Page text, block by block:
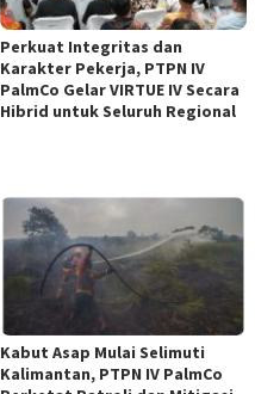
Perkuat Integritas dan
Karakter Pekerja, PTPN IV
PalmCo Gelar VIRTUE IV Secara
Hibrid untuk Seluruh Regional
Kabut Asap Mulai Selimuti
Kalimantan, PTPN IV PalmCo